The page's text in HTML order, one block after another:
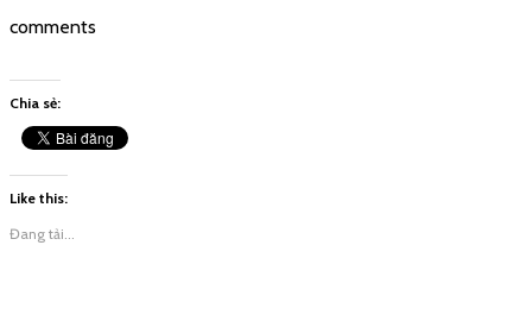
comments
Chia sẻ:
Like this:
Đang tải...